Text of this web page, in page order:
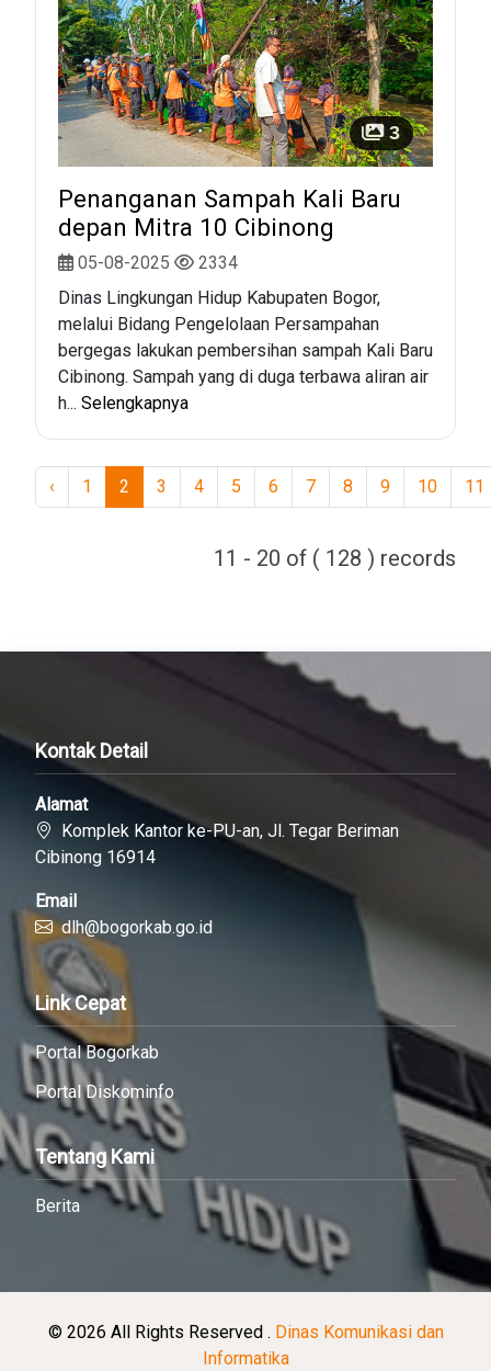
3
Penanganan Sampah Kali Baru
depan Mitra 10 Cibinong
05-08-2025
2334
Dinas Lingkungan Hidup Kabupaten Bogor,
melalui Bidang Pengelolaan Persampahan
bergegas lakukan pembersihan sampah Kali Baru
Cibinong. Sampah yang di duga terbawa aliran air
h... Selengkapnya
‹ 1 2 3 4 5 6 7 8 9 10 11
11 - 20 of ( 128 ) records
Kontak Detail
Alamat
Komplek Kantor ke-PU-an, Jl. Tegar Beriman
Cibinong 16914
Email
dlh@bogorkab.go.id
Link Cepat
Portal Bogorkab
Portal Diskominfo
Tentang Kami
Berita
© 2026 All Rights Reserved . Dinas Komunikasi dan
Informatika